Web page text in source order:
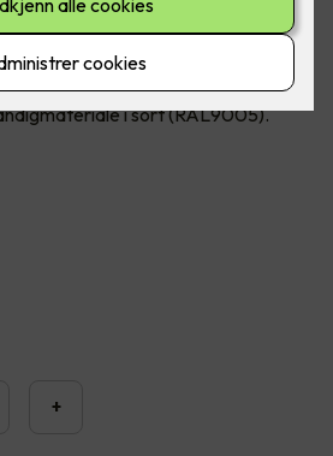
jordet stikkontakt, med 2x USB C
Sammen med stikkontaktene
apparater opp til 25W i begge
er innfelt med hel dekkplate og
i sort (RAL9005).
+